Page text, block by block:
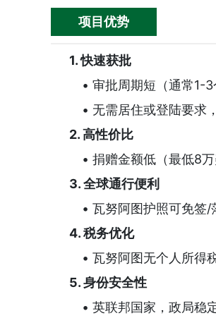
英国签证成功案例-
马耳他永居成功案
项目优势
1. 快速获批
• 审批周期短（通常1-3
• 无需居住或登陆要求
2. 高性价比
• 捐赠金额低（最低8万
3. 全球通行便利
• 瓦努阿图护照可免签/
4. 税务优化
• 瓦努阿图无个人所得
5. 身份安全性
• 英联邦国家，政局稳